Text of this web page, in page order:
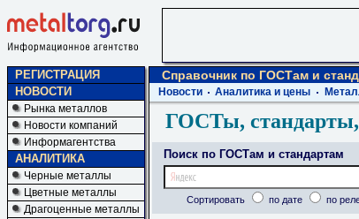
РЕГИСТРАЦИЯ
НОВОСТИ
Рынка металлов
Новости компаний
Информагентства
АНАЛИТИКА
Черные металлы
Цветные металлы
Драгоценные металлы
Справочник по ГОСТам и
Новости Аналитика и цены
ГОСТы,
Поиск по ГОСТам и стандартам
Сортировать по дате по